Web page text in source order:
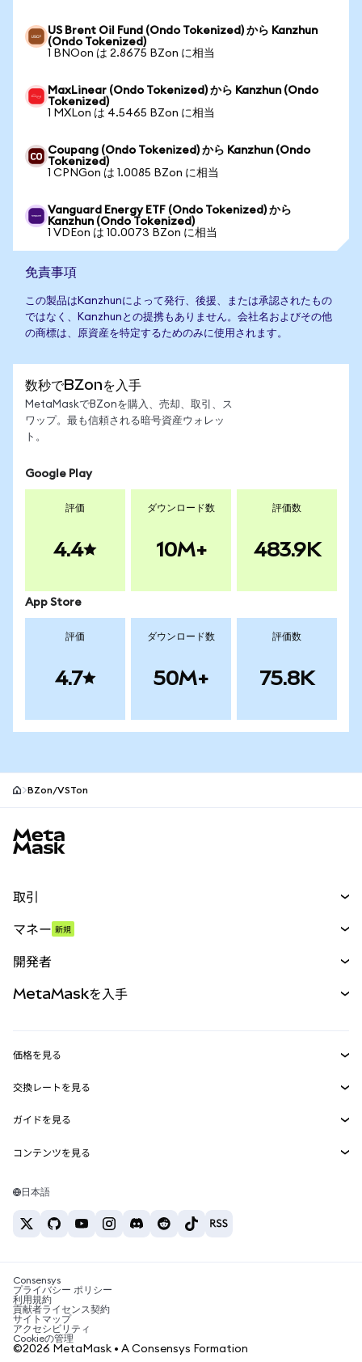
US Brent Oil Fund (Ondo Tokenized) から Kanzhun
(Ondo Tokenized)
1 BNOon は 2.8675 BZon に相当
MaxLinear (Ondo Tokenized) から Kanzhun (Ondo
Tokenized)
1 MXLon は 4.5465 BZon に相当
Coupang (Ondo Tokenized) から Kanzhun (Ondo
Tokenized)
1 CPNGon は 1.0085 BZon に相当
Vanguard Energy ETF (Ondo Tokenized) から
Kanzhun (Ondo Tokenized)
1 VDEon は 10.0073 BZon に相当
免責事項
この製品はKanzhunによって発行、後援、または承認されたもの
ではなく、Kanzhunとの提携もありません。会社名およびその他
の商標は、原資産を特定するためのみに使用されます。
数秒でBZonを入手
MetaMaskでBZonを購入、売却、取引、ス
ワップ。最も信頼される暗号資産ウォレッ
ト。
Google Play
評価
4.4
ダウンロード数
10M+
評価数
483.9K
App Store
評価
4.7
ダウンロード数
50M+
評価数
75.8K
BZon/VSTon
取引
パーペチュアル
RWA
マネー 新規
開発者
MetaMask Connect
Snaps
Web3サービス
MetaMaskを入手
セキュリティ
サポート
キャリア
お問い合わせ
価格を見る
イーサリアムの価格
Solanaの価格
Tetherの価格
交換レートを見る
ETH→USD
USDT→INR
BTC→INR
ETH→USDT
ガイドを見る
ETHの購入
USDTの購入
SHIBの購入
BNBの購入
コンテンツを見る
Solanaウォレット
税制関連ニュース
暗号資産の購入方法は？
ビットコインを売るには？
日本語
Consensys
プライバシー ポリシー
利用規約
貢献者ライセンス契約
サイトマップ
アクセシビリティ
Cookieの管理
©2026 MetaMask • A Consensys Formation